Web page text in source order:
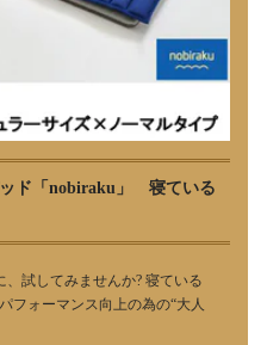
ド「nobiraku」 寝ている
試してみませんか? 寝ている
フォーマンス向上の為の“大人